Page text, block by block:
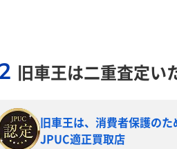
旧車王は二重査定い
旧車王は、消費者保護の
JPUC適正買取店